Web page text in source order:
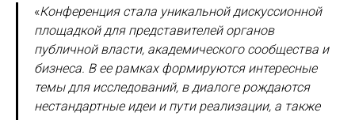
«Конференция стала уникальной дискуссионной
площадкой для представителей органов
публичной власти, академического сообщества и
бизнеса. В ее рамках формируются интересные
темы для исследований, в диалоге рождаются
нестандартные идеи и пути реализации, а также